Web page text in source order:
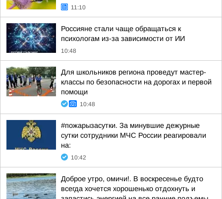
11:10
Россияне стали чаще обращаться к
психологам из-за зависимости от ИИ
10:48
Для школьников региона проведут мастер-
классы по безопасности на дорогах и первой
помощи
10:48
#пожарызасутки. За минувшие дежурные
сутки сотрудники МЧС России реагировали
на:
10:42
Доброе утро, омичи!. В воскресенье будто
всегда хочется хорошенько отдохнуть и